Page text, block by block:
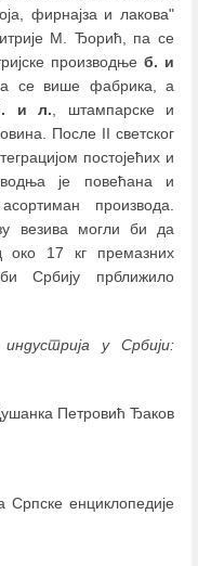
фирнајза и лакова"
М. Ђорић, па се
производње б. и
се више фабрика, а
и л. , штампарске и
После II светског
постојећих и
је повећана и
производа.
везива могли би да
око 17 кг премазних
Србију прближило
у Србији:
Петровић Ђаков
Српске енциклопедије